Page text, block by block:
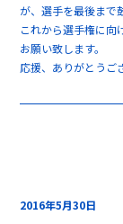
が、選手を最後まで
これから選手権に向
お願い致します。
応援、ありがとうご
2016年5月30日